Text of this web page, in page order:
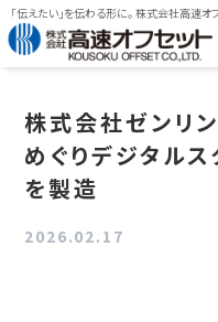
「伝えたい」を伝わる形に。 株式会社高速オ
株式会社ゼンリ
めぐりデジタルス
を製造
2026.02.17